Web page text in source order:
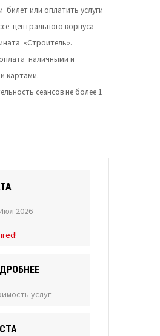
билет или оплатить услуги
центрального корпуса
«Строитель».
наличными и
картами.
сеансов не более 1
2026
услуг